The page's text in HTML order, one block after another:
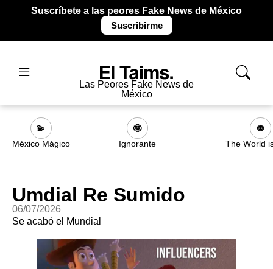
Suscríbete a las peores Fake News de México
Suscribirme
Las Peores Fake News de
México
💫
México Mágico
🤓
Ignorante
🌐
The World
Umdial Re Sumido
06/07/2026
Se acabó el Mundial